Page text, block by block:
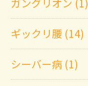
ギックリ腰 (14)
シーバー病 (1)